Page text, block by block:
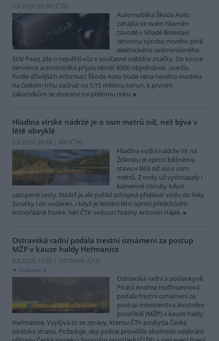
7.8.2026 00:36 (ČTK)
Automobilka Škoda Auto
zahájila ve svém hlavním
závodě v Mladé Boleslavi
sériovou výrobu nového plně
elektrického sedmimístného
SUV Peaq. Jde o největší vůz v současné nabídce značky. Do konce
července automobilka přijala téměř 8500 objednávek, uvedla.
Podle dřívějších informací Škoda Auto bude cena nového modelu
na českém trhu začínat na 1,15 milionu korun, k prvním
zákazníkům se dostane na přelomu roku.
Hladina vírské nádrže je o osm metrů níž, než bývá v
létě obvyklé
6.8.2026 20:48 | VÍR (ČTK)
Hladina vodní nádrže Vír na
Žďársku je oproti běžnému
stavu v létě níž asi o osm
metrů. Z vody už vystoupaly i
kamenné obruby kdysi
zatopené cesty. Nádrž je ale pořád schopná přidávat vodu do řeky
Svratky i do vodáren, i když je letošní léto oproti předchozím
mimořádně horké, řekl ČTK vedoucí hrázný Antonín Hájek.
Ostravská radní podala trestní oznámení za postup
MŽP v kauze haldy Heřmanice
6.8.2026 17:50 | OSTRAVA (ČTK)
Diskuse: 4
Ostravská radní a poslankyně
Pirátů Andrea Hoffmannová
podala trestní oznámení za
postup ministerstva životního
prostředí (MŽP) v kauze haldy
Heřmanice. Vyplývá to ze zprávy, kterou ČTK poskytla Česká
pirátská strana. Požaduje, aby policie prověřila okolnosti odebrání